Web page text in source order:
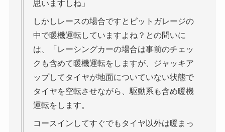
思いますしね」
しかしレースの場合ですとピットガレージの
中で暖機運転していますよね？との問いに
は、「レーシングカーの場合は事前のチェッ
クも含めて暖機運転をしますが、ジャッキア
ップしてタイヤが地面についていない状態で
タイヤを空転させながら、駆動系も含め暖機
運転をします。
コースインしてすぐでもタイヤ以外は暖まっ